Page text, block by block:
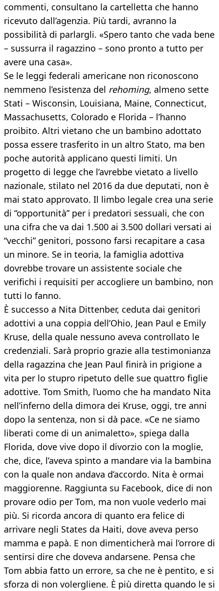
commenti, consultano la cartelletta che hanno
ricevuto dall’agenzia. Più tardi, avranno la
possibilità di parlargli. «Spero tanto che vada bene
– sussurra il ragazzino – sono pronto a tutto per
avere una casa».
Se le leggi federali americane non riconoscono
nemmeno l’esistenza del rehoming, almeno sette
Stati – Wisconsin, Louisiana, Maine, Connecticut,
Massachusetts, Colorado e Florida – l’hanno
proibito. Altri vietano che un bambino adottato
possa essere trasferito in un altro Stato, ma ben
poche autorità applicano questi limiti. Un
progetto di legge che l’avrebbe vietato a livello
nazionale, stilato nel 2016 da due deputati, non è
mai stato approvato. Il limbo legale crea una serie
di “opportunità” per i predatori sessuali, che con
una cifra che va dai 1.500 ai 3.500 dollari versati ai
“vecchi” genitori, possono farsi recapitare a casa
un minore. Se in teoria, la famiglia adottiva
dovrebbe trovare un assistente sociale che
verifichi i requisiti per accogliere un bambino, non
tutti lo fanno.
È successo a Nita Dittenber, ceduta dai genitori
adottivi a una coppia dell’Ohio, Jean Paul e Emily
Kruse, della quale nessuno aveva controllato le
credenziali. Sarà proprio grazie alla testimonianza
della ragazzina che Jean Paul finirà in prigione a
vita per lo stupro ripetuto delle sue quattro figlie
adottive. Tom Smith, l’uomo che ha mandato Nita
nell’inferno della dimora dei Kruse, oggi, tre anni
dopo la sentenza, non si dà pace. «Ce ne siamo
liberati come di un animaletto», spiega dalla
Florida, dove vive dopo il divorzio con la moglie,
che, dice, l’aveva spinto a mandare via la bambina
con la quale non andava d’accordo. Nita è ormai
maggiorenne. Raggiunta su Facebook, dice di non
provare odio per Tom, ma non vuole vederlo mai
più. Si ricorda ancora di quanto era felice di
arrivare negli States da Haiti, dove aveva perso
mamma e papà. E non dimenticherà mai l’orrore di
sentirsi dire che doveva andarsene. Pensa che
Tom abbia fatto un errore, sa che ne è pentito, e si
sforza di non volergliene. È più diretta quando le si